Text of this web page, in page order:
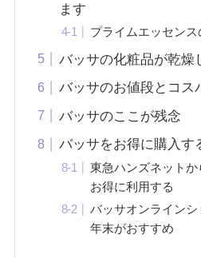
ます
プライムエッセンス
バッサの化粧品が乾燥
バッサのお値段とコス
バッサのここが残念
バッサをお得に購入す
東急ハンズネット
お得に利用する
バッサオンライン
年末がおすすめ